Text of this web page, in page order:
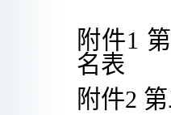
附件1
名表
附件2